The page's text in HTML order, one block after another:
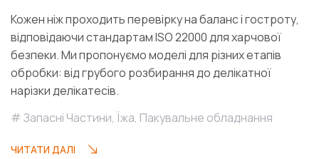
Кожен ніж проходить перевірку на баланс і гостроту,
відповідаючи стандартам ISO 22000 для харчової
безпеки. Ми пропонуємо моделі для різних етапів
обробки: від грубого розбирання до делікатної
нарізки делікатесів.
Запасні Частини, Їжа, Пакувальне обладнання
ЧИТАТИ ДАЛІ